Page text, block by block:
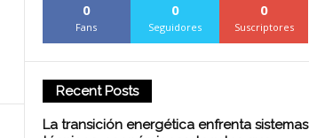
0
Fans
0
Seguidores
0
Suscriptores
Recent Posts
La transición energética enfrenta sistemas